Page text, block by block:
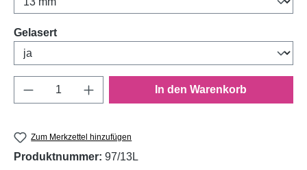
Gelasertauswählen
Produkt Anzahl: Gib den gewünschten
In den Warenkorb
Zum Merkzettel hinzufügen
Produktnummer: 97/13L